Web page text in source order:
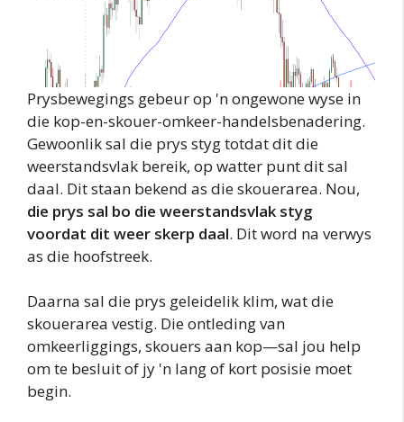
Prysbewegings gebeur op 'n ongewone wyse in
die kop-en-skouer-omkeer-handelsbenadering.
Gewoonlik sal die prys styg totdat dit die
weerstandsvlak bereik, op watter punt dit sal
daal. Dit staan bekend as die skouerarea. Nou,
die prys sal bo die weerstandsvlak styg
voordat dit weer skerp daal. Dit word na verwys
as die hoofstreek.
Daarna sal die prys geleidelik klim, wat die
skouerarea vestig. Die ontleding van
omkeerliggings, skouers aan kop—sal jou help
om te besluit of jy 'n lang of kort posisie moet
begin.